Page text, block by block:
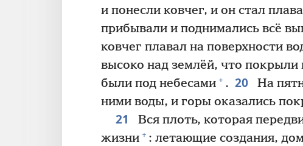
и понесли ковчег, и он стал
прибывали и поднимались всё
ковчег плавал на поверхности
высоко над землёй, что
были под небесами + . 20
На
ними воды, и горы оказались
21
Вся плоть, которая
жизни + : летающие создания,